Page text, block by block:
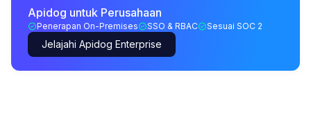
Apidog untuk Perusahaan
Penerapan On-Premises SSO & RBAC Sesuai SOC 2
Jelajahi Apidog Enterprise